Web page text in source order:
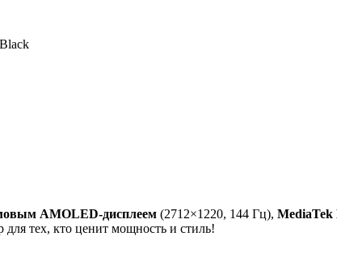
AMOLED-дисплеем (2712×1220, 144 Гц), MediaTek
тех, кто ценит мощность и стиль!